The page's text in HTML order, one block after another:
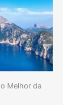
Melhor da